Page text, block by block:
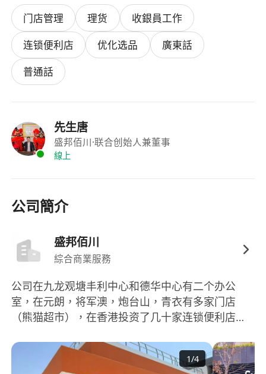
4. 财务管理
监控每日营业额、成本支出，确保账目准确。
分析经营数据（毛利率、损耗率），提出降本增效
措施。
管理备用金及零钱调配，防范财务风险。
5. 客户服务
处理顾客投诉，提升满意度，维护店铺口碑。
收集客户反馈，优化服务流程（如增设便民服
6. 安全与合规
确保店铺符合食品卫生、烟草销售等法规要求。
防范盗窃、欺诈行为，及时上报异常事件。
二、岗位要求：
1. 基本条件：
先。
- 经验：3 年以上零售行业经验，1年以上管理经
门店管理 理货
收銀員工作
连锁便利店
优化选品
廣東話
普通話
先生唐
盛邦佰川·联合创始人兼董事
線上
公司簡介
盛邦佰川
綜合商業服務
公司在九龙观塘丰利中心和德华中心有二个办公
室，在元朗，将军澳，炮台山，青衣有多家门店
（熊猫超市），在香港投资了几十家连锁便利店
移民和续签服务。
1/4